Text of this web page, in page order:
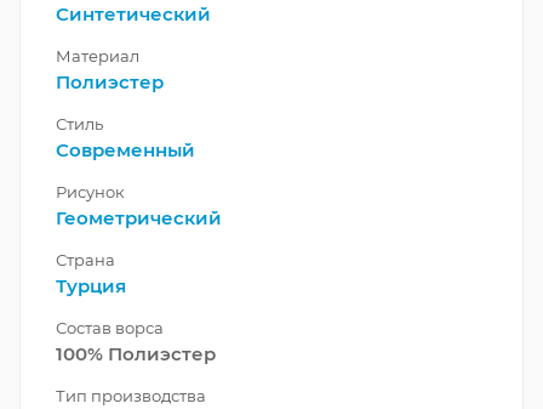
Синтетический
Материал
Полиэстер
Стиль
Современный
Рисунок
Геометрический
Страна
Турция
Состав ворса
100% Полиэстер
Тип производства